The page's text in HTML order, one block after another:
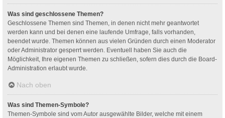
Was sind geschlossene Themen?
Geschlossene Themen sind Themen, in denen nicht mehr geantwortet
werden kann und bei denen eine laufende Umfrage, falls vorhanden,
beendet wurde. Themen können aus vielen Gründen durch einen Moderator
oder Administrator gesperrt werden. Eventuell haben Sie auch die
Möglichkeit, Ihre eigenen Themen zu schließen, sofern dies durch die Board-
Administration erlaubt wurde.
Nach oben
Was sind Themen-Symbole?
Themen-Symbole sind vom Autor ausgewählte Bilder, welche mit einem